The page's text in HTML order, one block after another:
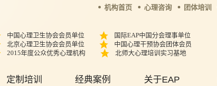
机构首页 心理咨询 团体培训
中国心理卫生协会会员单位
国际EAP中国分会理事单位
北京心理卫生协会会员单位
中国心理干预协会团体会员
2015年度公众优秀心理机构
北师大心理培训实习基地
定制培训 经典案例 关于EAP